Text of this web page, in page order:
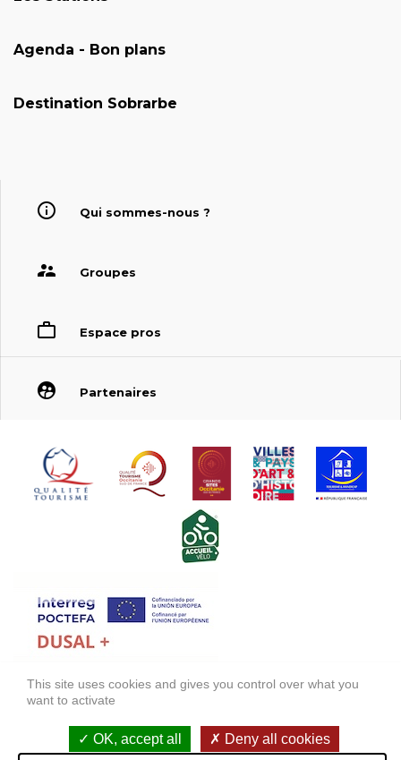
Agenda - Bon plans
Destination Sobrarbe
Qui sommes-nous ?
Groupes
Espace pros
Partenaires
FONDS EUROPÉEN DE DÉVELOPPEMENT RÉGIONAL (FEDER)
Mentions légales
This site uses cookies and gives you control over what you
want to activate
OK, accept all Deny all cookies